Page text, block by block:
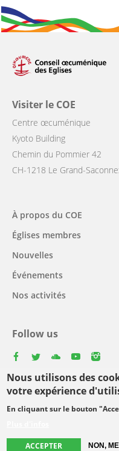
Nous utilisons des
votre expérience
En cliquant sur le bouton
ACCEPTER NON,
Visiter le COE
Centre œcuménique
Kyoto Building
Chemin du Pommier 42
CH-1218 Le Grand-
Main
navigation
À propos du COE
Églises membres
Nouvelles
Événements
Nos activités
Follow us
Select
your
Footer
Protection des données personnelles